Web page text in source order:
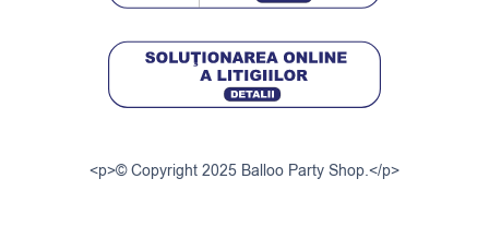
<p>© Copyright 2025 Balloo Party Shop.</p>